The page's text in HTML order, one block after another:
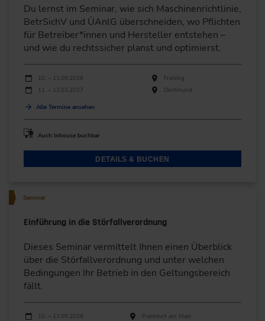
Du lernst im Seminar, wie sich Maschinenrichtlinie,
BetrSichV und ÜAnlG überschneiden, wo Pflichten
für Betreiber*innen und Hersteller entstehen –
und wie du rechtssicher planst und optimierst.
Durchführungen
Veranstaltungsdatum
10. – 11.09.2026
Freising
11. – 12.03.2027
Dortmund
Alle Termine ansehen
Auch Inhouse buchbar
DETAILS & BUCHEN
Seminar
Einführung in die Störfallverordnung
Dieses Seminar vermittelt Ihnen einen Überblick
über die Störfallverordnung und unter welchen
Bedingungen Ihr Betrieb in den Geltungsbereich
fällt.
Durchführungen
Veranstaltungsdatum Veranstaltungsort
10. – 11.09.2026
Frankfurt am Main